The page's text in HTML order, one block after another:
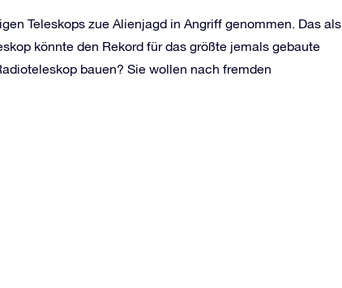
Teleskops zue Alienjagd in Angriff genommen. Das als
könnte den Rekord für das größte jemals gebaute
bauen? Sie wollen nach fremden